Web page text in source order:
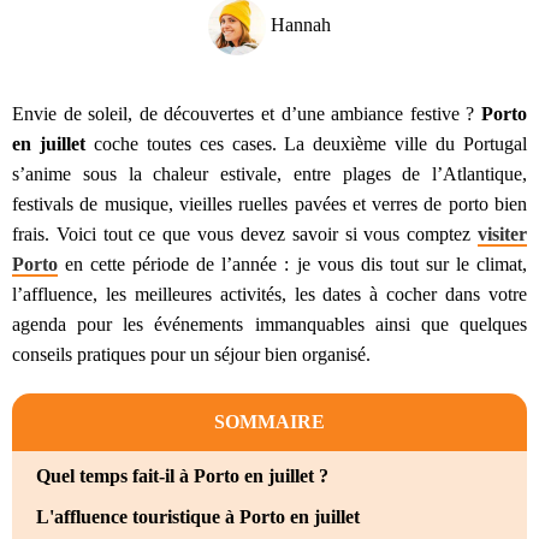
Hannah
Envie de soleil, de découvertes et d’une ambiance festive ? Porto
en juilletcoche toutes ces cases. La deuxième ville du Portugal
s’anime sous la chaleur estivale, entre plages de l’Atlantique,
festivals de musique, vieilles ruelles pavées et verres de porto bien
frais. Voici tout ce que vous devez savoir si vous comptez visiter
Porto en cette période de l’année : je vous dis tout sur le climat,
l’affluence, les meilleures activités, les dates à cocher dans votre
agenda pour les événements immanquables ainsi que quelques
conseils pratiques pour un séjour bien organisé.
SOMMAIRE
Quel temps fait-il à Porto en juillet ?
L'affluence touristique à Porto en juillet